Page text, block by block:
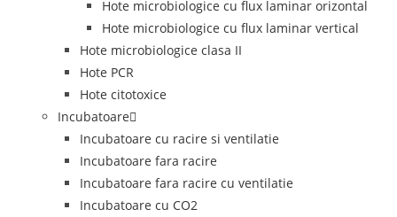
Hote microbiologice cu flux laminar orizontal
Hote microbiologice cu flux laminar vertical
Hote microbiologice clasa II
Hote PCR
Hote citotoxice
Incubatoare
Incubatoare cu racire si ventilatie
Incubatoare fara racire
Incubatoare fara racire cu ventilatie
Incubatoare cu CO2